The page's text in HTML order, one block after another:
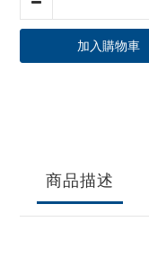
加入購物車
商品描述